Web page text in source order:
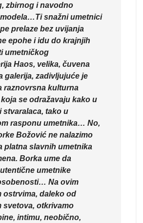
zbirnog i navodno
snažni umetnici
prelaze bez uvijanja
epohe i idu do krajnjih
umetničkog
Haos, velika, čuvena
galerija, zadivljujuće je
raznovrsna kulturna
se odražavaju kako u
stvaralaca, tako u
rasponu umetnika… No,
Božović ne nalazimo
platna slavnih umetnika
Borka ume da
umetnike
Na ovim
ostrvima, daleko od
svetova, otkrivamo
intimu, neobično,